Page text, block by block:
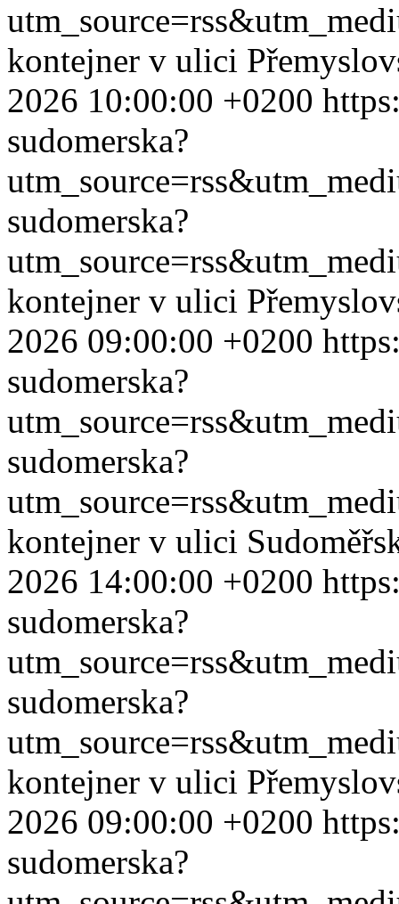
kontejner v ulici
2026 10:00:00 +0200
sudomerska?
sudomerska?
kontejner v ulici
2026 09:00:00 +0200
sudomerska?
sudomerska?
kontejner v ulici
2026 14:00:00 +0200
sudomerska?
sudomerska?
kontejner v ulici
2026 09:00:00 +0200
sudomerska?